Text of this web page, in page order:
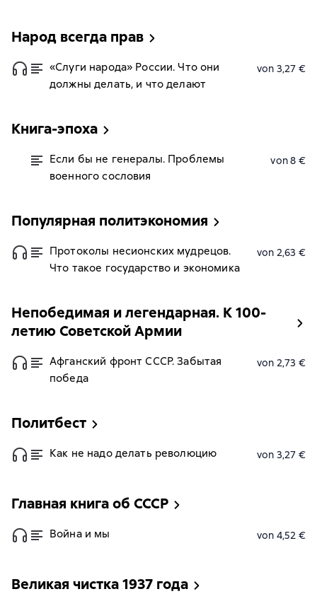
Народ всегда прав
«Слуги народа» России. Что они
должны делать, и что делают
von 3,27 €
Книга-эпоха
Если бы не генералы. Проблемы
военного сословия
von 8 €
Популярная политэкономия
Протоколы несионских мудрецов.
Что такое государство и экономика
von 2,63 €
Непобедимая и легендарная. К 100-
летию Советской Армии
Афганский фронт СССР. Забытая
победа
von 2,73 €
Политбест
Как не надо делать революцию von 3,27 €
Главная книга об СССР
Война и мы von 4,52 €
Великая чистка 1937 года